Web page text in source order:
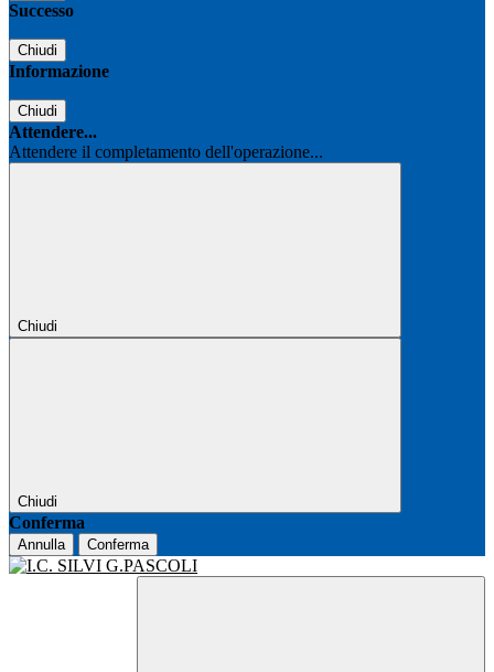
Successo
Chiudi
Informazione
Chiudi
Attendere...
Attendere il completamento dell'operazione...
Chiudi
Chiudi
Conferma
Annulla Conferma